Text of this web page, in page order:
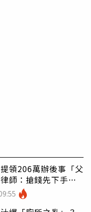
領206萬辦後事「父
師：搶錢先下手是